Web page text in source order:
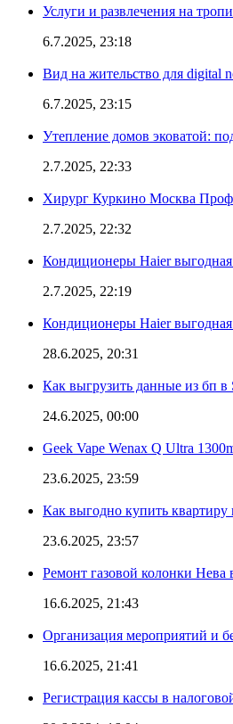
Услуги и развлечения на
6.7.2025, 23:18
Вид на жительство для digital
6.7.2025, 23:15
Утепление домов эковатой:
2.7.2025, 22:33
Хирург Куркино Москва
2.7.2025, 22:32
Кондиционеры Haier
2.7.2025, 22:19
Кондиционеры Haier
28.6.2025, 20:31
Как выгрузить данные из бп
24.6.2025, 00:00
Geek Vape Wenax Q Ultra
23.6.2025, 23:59
Как выгодно купить квартиру
23.6.2025, 23:57
Ремонт газовой колонки
16.6.2025, 21:43
Организация мероприятий и
16.6.2025, 21:41
Регистрация кассы в